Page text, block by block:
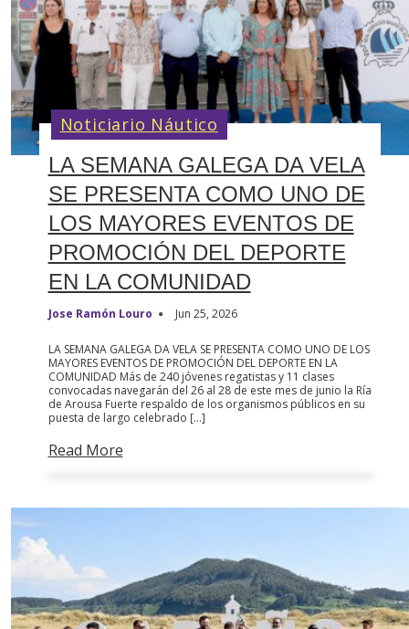
LA SEMANA GALEGA DA VELA
SE PRESENTA COMO UNO DE
LOS MAYORES EVENTOS DE
PROMOCIÓN DEL DEPORTE
EN LA COMUNIDAD
Jose Ramón Louro Jun 25, 2026
LA SEMANA GALEGA DA VELA SE PRESENTA COMO UNO DE LOS
MAYORES EVENTOS DE PROMOCIÓN DEL DEPORTE EN LA
COMUNIDAD Más de 240 jóvenes regatistas y 11 clases
convocadas navegarán del 26 al 28 de este mes de junio la Ría
de Arousa Fuerte respaldo de los organismos públicos en su
puesta de largo celebrado […]
Read More
Noticiario Náutico